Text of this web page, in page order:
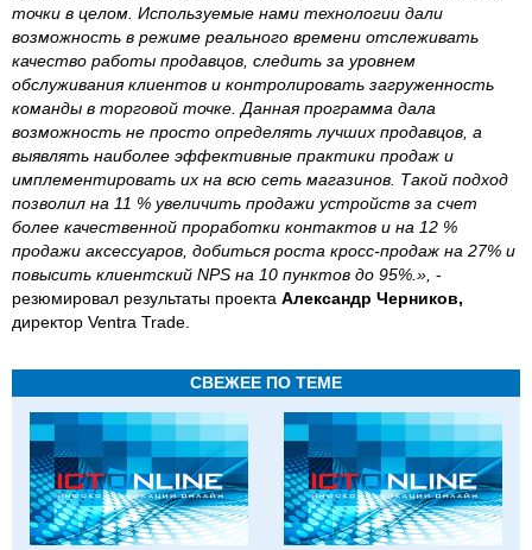
точки в целом. Используемые нами технологии дали
возможность в режиме реального времени отслеживать
качество работы продавцов, следить за уровнем
обслуживания клиентов и контролировать загруженность
команды в торговой точке. Данная программа дала
возможность не просто определять лучших продавцов, а
выявлять наиболее эффективные практики продаж и
имплементировать их на всю сеть магазинов. Такой подход
позволил на 11 % увеличить продажи устройств за счет
более качественной проработки контактов и на 12 %
продажи аксессуаров, добиться роста кросс-продаж на 27% и
повысить клиентский NPS на 10 пунктов до 95%.», -
резюмировал результаты проекта Александр Черников,
директор Ventra Trade.
СВЕЖЕЕ ПО ТЕМЕ